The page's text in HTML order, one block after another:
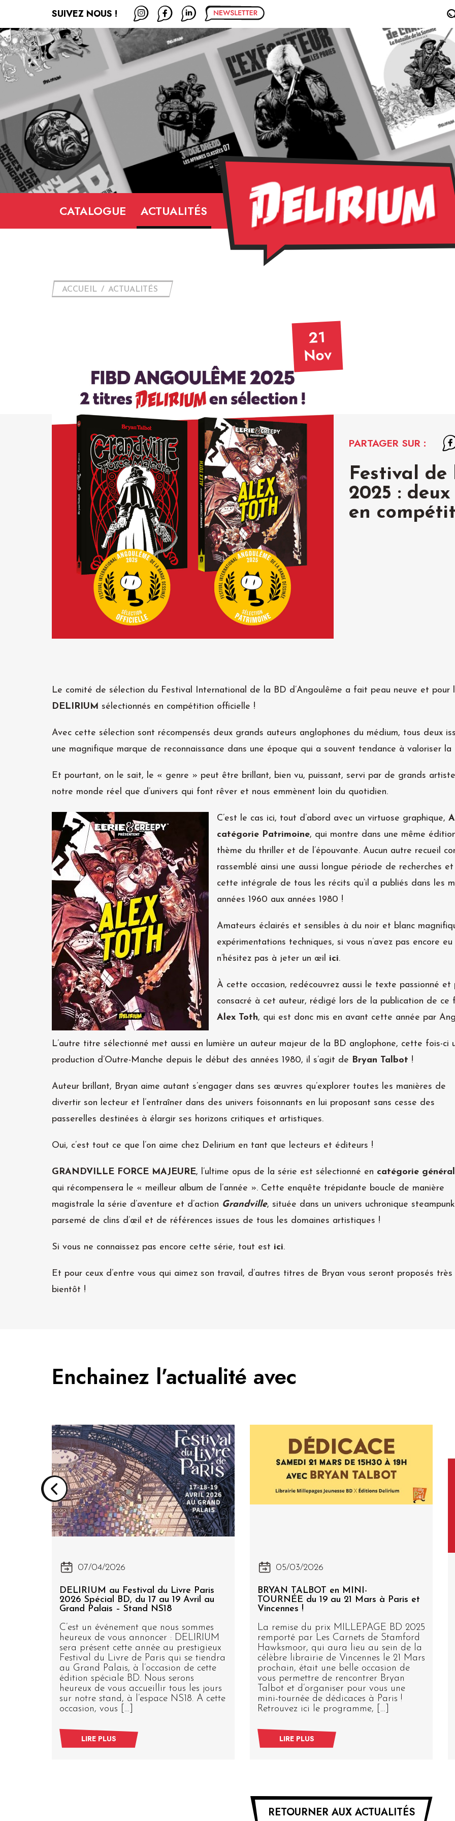
SUIVEZ NOUS !
CATALOGUE ACTUALITÉS
ACCUEIL ACTUALITÉS
21
Nov
PARTAGER SUR :
Festival de
2025 :
en
Le comité de sélection du Festival International de la BD d’Angoulême a fait peau neuve et
DELIRIUM sélectionnés en compétition officielle !
Avec cette sélection sont récompensés deux grands auteurs anglophones du médium, tous deux
une magnifique marque de reconnaissance dans une époque qui a souvent tendance à valoriser
Et pourtant, on le sait, le « genre » peut être brillant, bien vu, puissant, servi par de grands
notre monde réel que d’univers qui font rêver et nous emmènent loin du quotidien.
C’est le cas ici, tout d’abord avec un virtuose graphique,
catégorie Patrimoine, qui montre dans une même
thème du thriller et de l’épouvante. Aucun autre recueil
rassemblé ainsi une aussi longue période de recherches
cette intégrale de tous les récits qu’il a publiés dans les
années 1960 aux années 1980 !
Amateurs éclairés et sensibles à du noir et blanc
expérimentations techniques, si vous n’avez pas encore
n’hésitez pas à jeter un œil ici.
À cette occasion, redécouvrez aussi le texte passionné
consacré à cet auteur, rédigé lors de la publication de
Alex Toth, qui est donc mis en avant cette année par
L’autre titre sélectionné met aussi en lumière un auteur majeur de la BD anglophone, cette fois-ci
production d’Outre-Manche depuis le début des années 1980, il s’agit de Bryan Talbot !
Auteur brillant, Bryan aime autant s’engager dans ses œuvres qu’explorer toutes les manières de
divertir son lecteur et l’entraîner dans des univers foisonnants en lui proposant sans cesse des
passerelles destinées à élargir ses horizons critiques et artistiques.
Oui, c’est tout ce que l’on aime chez Delirium en tant que lecteurs et éditeurs !
GRANDVILLE FORCE MAJEURE, l’ultime opus de la série est sélectionné en catégorie
qui récompensera le « meilleur album de l’année ». Cette enquête trépidante boucle de manière
magistrale la série d’aventure et d’action Grandville, située dans un univers uchronique steampunk
parsemé de clins d’œil et de références issues de tous les domaines artistiques !
Si vous ne connaissez pas encore cette série, tout est ici.
Et pour ceux d’entre vous qui aimez son travail, d’autres titres de Bryan vous seront proposés très
bientôt !
Enchainez l’actualité avec
07/04/2026
DELIRIUM au Festival du Livre Paris
2026 Spécial BD, du 17 au 19 Avril au
Grand Palais – Stand NS18
C’est un événement que nous sommes
heureux de vous annoncer : DELIRIUM
sera présent cette année au prestigieux
Festival du Livre de Paris qui se tiendra
au Grand Palais, à l’occasion de cette
édition spéciale BD. Nous serons
heureux de vous accueillir tous les jours
sur notre stand, à l’espace NS18. A cette
occasion, vous […]
LIRE PLUS
05/03/2026
BRYAN TALBOT en MINI-
TOURNÉE du 19 au 21 Mars à Paris et
Vincennes !
La remise du prix MILLEPAGE BD 2025
remporté par Les Carnets de Stamford
Hawksmoor, qui aura lieu au sein de la
célèbre librairie de Vincennes le 21 Mars
prochain, était une belle occasion de
vous permettre de rencontrer Bryan
Talbot et d’organiser pour vous une
mini-tournée de dédicaces à Paris !
Retrouvez ici le programme, […]
LIRE PLUS
RETOURNER AUX ACTUALITÉS